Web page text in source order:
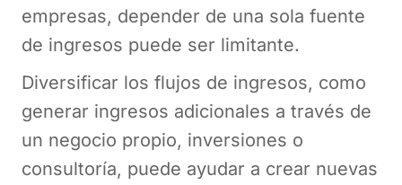
empresas, depender de una sola fuente
de ingresos puede ser limitante.
Diversificar los flujos de ingresos, como
generar ingresos adicionales a través de
un negocio propio, inversiones o
consultoría, puede ayudar a crear nuevas